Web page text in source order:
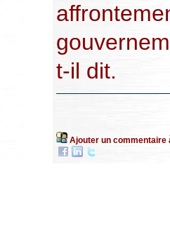
t-il dit.
Ajouter un commentaire